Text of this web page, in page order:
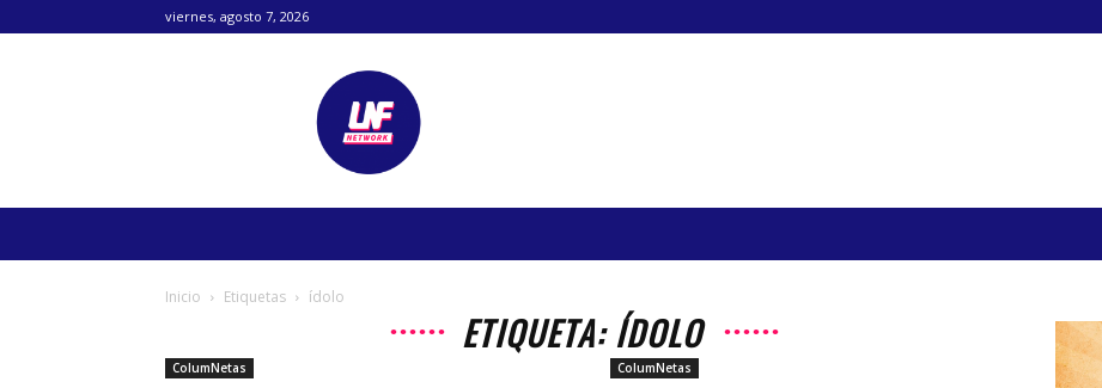
viernes, agosto 7, 2026
Lanetafutbolera
Inicio Etiquetas ídolo
ETIQUETA: ÍDOLO
ColumNetas ColumNetas